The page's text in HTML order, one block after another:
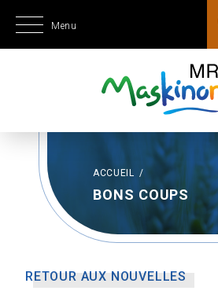
Menu
ACCUEIL /
BONS COUPS
RETOUR AUX NOUVELLES